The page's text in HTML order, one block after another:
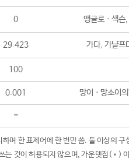
0 앵글로ㆍ색슨
29.423 가다, 가냘프
100
0.001 망이ㆍ망소이
-
한 표제어에 한 번만 씀. 둘 이상의 구
것이 허용되지 않으며, 가운뎃점(•)